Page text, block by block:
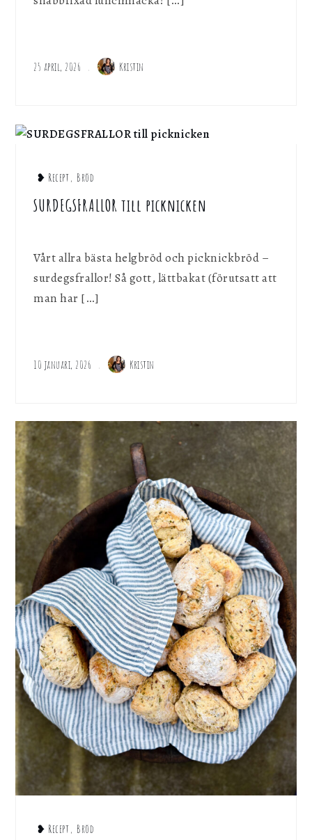
25 april, 2026 Kristin
❥ Recept, Bröd
SURDEGSFRALLOR till picknicken
Vårt allra bästa helgbröd och picknickbröd –
surdegsfrallor! Så gott, lättbakat (förutsatt att
man har […]
10 januari, 2026 Kristin
❥ Recept, Bröd